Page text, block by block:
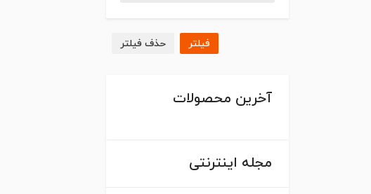
فیلتر حذف فیلتر
آخرین محصولات
مجله اینترنتی